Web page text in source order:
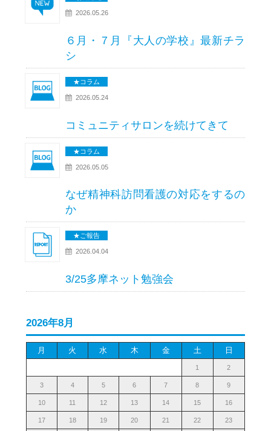
2026.05.26
６月・７月『大人の学校』最新チラ
シ
★コラム
2026.05.24
コミュニティサロンを続けてきて
★コラム
2026.05.05
なぜ精神科訪問看護の対応をするの
か
★ご報告
2026.04.04
3/25多摩ネット勉強会
2026年8月
月 火 水 木 金 土 日
1 2
3 4 5 6 7 8 9
10 11 12 13 14 15 16
17 18 19 20 21 22 23